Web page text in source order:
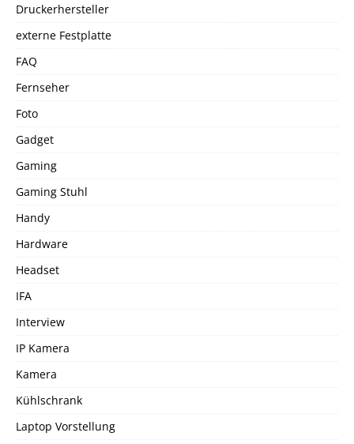
Druckerhersteller
externe Festplatte
FAQ
Fernseher
Foto
Gadget
Gaming
Gaming Stuhl
Handy
Hardware
Headset
IFA
Interview
IP Kamera
Kamera
Kühlschrank
Laptop Vorstellung